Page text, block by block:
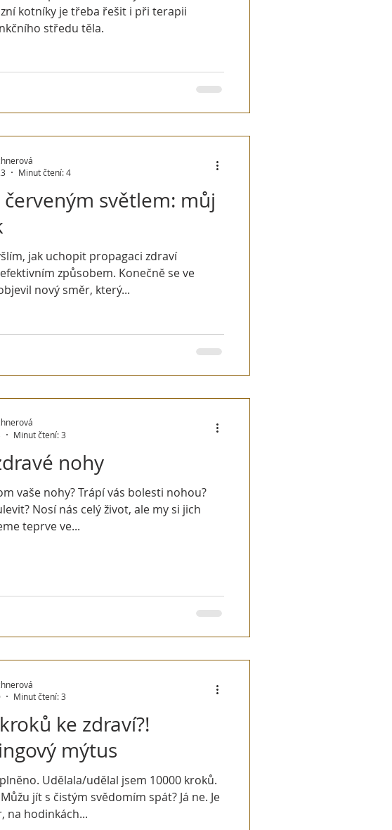
kotníky je třeba řešit i při terapii
středu těla.
červeným světlem: můj
jak uchopit propagaci zdraví
způsobem. Konečně se ve
nový směr, který...
Minut čtení: 4
nohy
vaše nohy? Trápí vás bolesti nohou?
Nosí nás celý život, ale my si jich
teprve ve...
Minut čtení: 3
ke zdraví?!
mýtus
Udělala/udělal jsem 10000 kroků.
jít s čistým svědomím spát? Já ne. Je
na hodinkách...
Minut čtení: 3